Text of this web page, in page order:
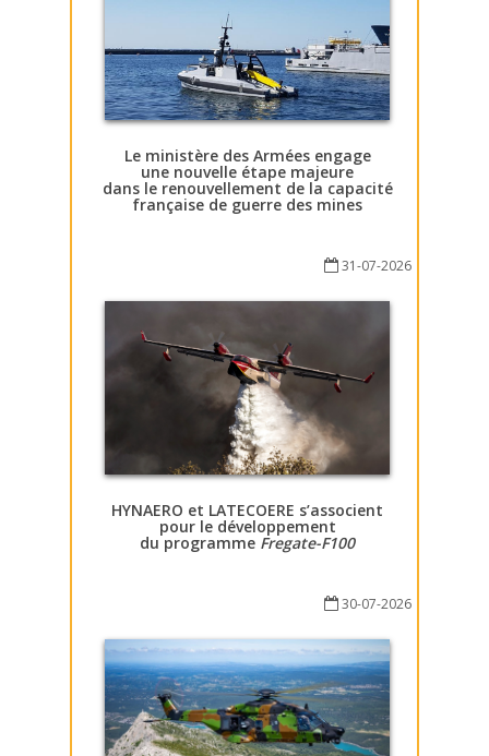
Le ministère des Armées engage
une nouvelle étape majeure
dans le renouvellement de la capacité
française de guerre des mines
31-07-2026
HYNAERO et LATECOERE s’associent
pour le développement
du programme Fregate-F100
30-07-2026